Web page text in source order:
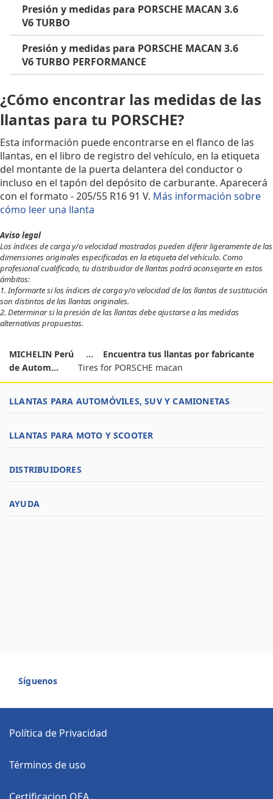
Presión y medidas para PORSCHE MACAN 3.6
V6 TURBO
Presión y medidas para PORSCHE MACAN 3.6
V6 TURBO PERFORMANCE
¿Cómo encontrar las medidas de las
llantas para tu PORSCHE?
Esta información puede encontrarse en el flanco de las
llantas, en el libro de registro del vehículo, en la etiqueta
del montante de la puerta delantera del conductor o
incluso en el tapón del depósito de carburante. Aparecerá
con el formato - 205/55 R16 91 V. Más información sobre
cómo leer una llanta
Aviso legal
Los índices de carga y/o velocidad mostrados pueden diferir ligeramente de las
dimensiones originales especificadas en la etiqueta del vehículo. Como
profesional cualificado, tu distribuidor de llantas podrá aconsejarte en estos
ámbitos:
1. Informarte si los índices de carga y/o velocidad de las llantas de sustitución
son distintos de las llantas originales.
2. Determinar si la presión de las llantas debe ajustarse a las medidas
alternativas propuestas.
MICHELIN Perú
Encuentra tus llantas por fabricante
de Autom...
Tires for PORSCHE macan
LLANTAS PARA AUTOMÓVILES, SUV Y CAMIONETAS
LLANTAS PARA MOTO Y SCOOTER
DISTRIBUIDORES
AYUDA
Síguenos
Política de Privacidad
Términos de uso